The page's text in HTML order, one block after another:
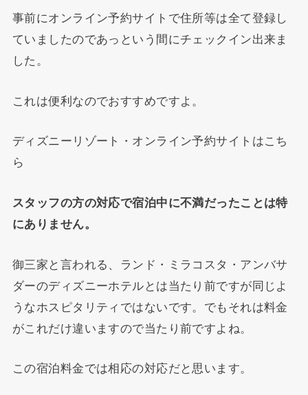
事前にオンライン予約サイトで住所等は全て登録し
ていましたのであっという間にチェックイン出来ま
した。
これは便利なのでおすすめですよ。
ディズニーリゾート・オンライン予約サイトはこち
ら
スタッフの方の対応で宿泊中に不満だったことは特
にありません。
御三家と言われる、ランド・ミラコスタ・アンバサ
ダーのディズニーホテルとは当たり前ですが同じよ
うなホスピタリティではないです。でもそれは料金
がこれだけ違いますので当たり前ですよね。
この宿泊料金では相応の対応だと思います。